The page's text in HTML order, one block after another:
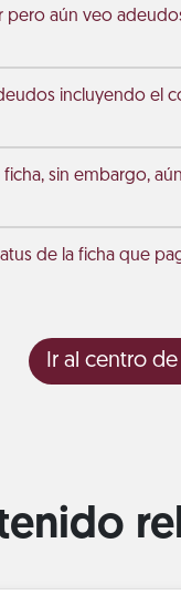
pero aún veo
incluyendo el
sin embargo,
de la ficha que
Ir al centro